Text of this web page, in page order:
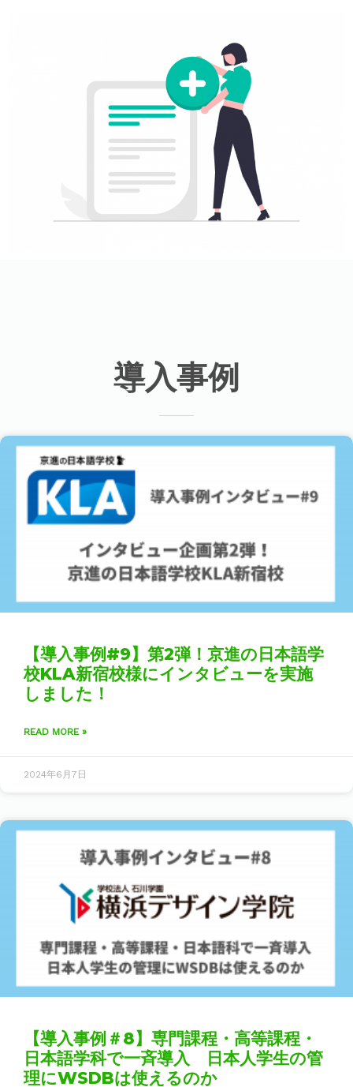
導入事例
【導入事例#9】第2弾！京進の日本語学
校KLA新宿校様にインタビューを実施
しました！
READ MORE »
2024年6月7日
【導入事例＃8】専門課程・高等課程・
日本語学科で一斉導入 日本人学生の管
理にWSDBは使えるのか